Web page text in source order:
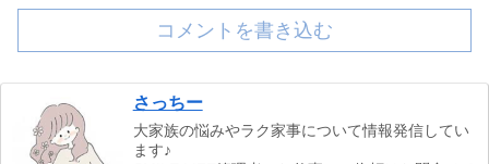
コメントを書き込む
さっちー
大家族の悩みやラク家事について情報発信してい
ます♪